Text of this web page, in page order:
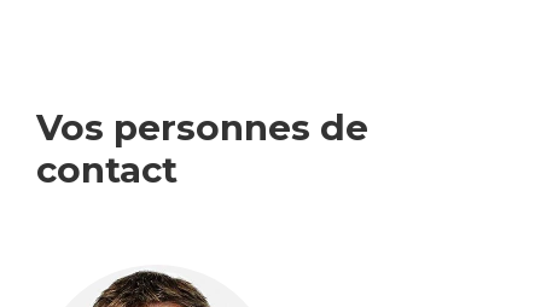
Vos per­sonnes de
contact